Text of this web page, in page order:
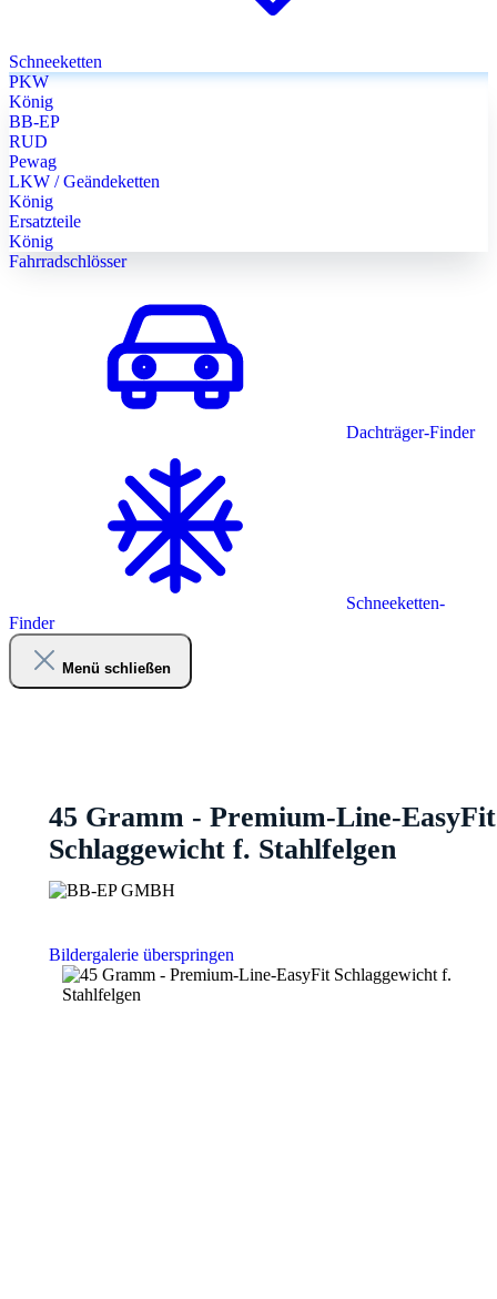
Schneeketten
PKW
König
BB-EP
RUD
Pewag
LKW / Geändeketten
König
Ersatzteile
König
Fahrradschlösser
Dachträger-Finder
Schneeketten-
Finder
Menü schließen
45 Gramm - Premium-Line-EasyFit
Schlaggewicht f. Stahlfelgen
Bildergalerie überspringen